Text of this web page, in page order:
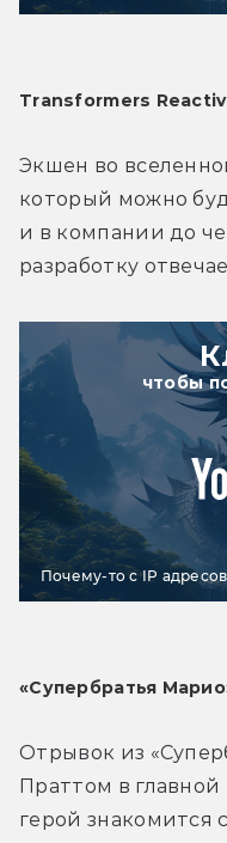
Transformers
Экшен во
который можно
и в компании до
разработку
чтобы
Почему-то с IP
«Супербратья
Отрывок из
Праттом в
герой знакомится